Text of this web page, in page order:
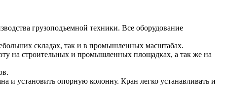
грузоподъемной техники. Все оборудование
складах, так и в промышленных масштабах.
на строительных и промышленных площадках, а так же на
и установить опорную колонну. Кран легко устанавливать и